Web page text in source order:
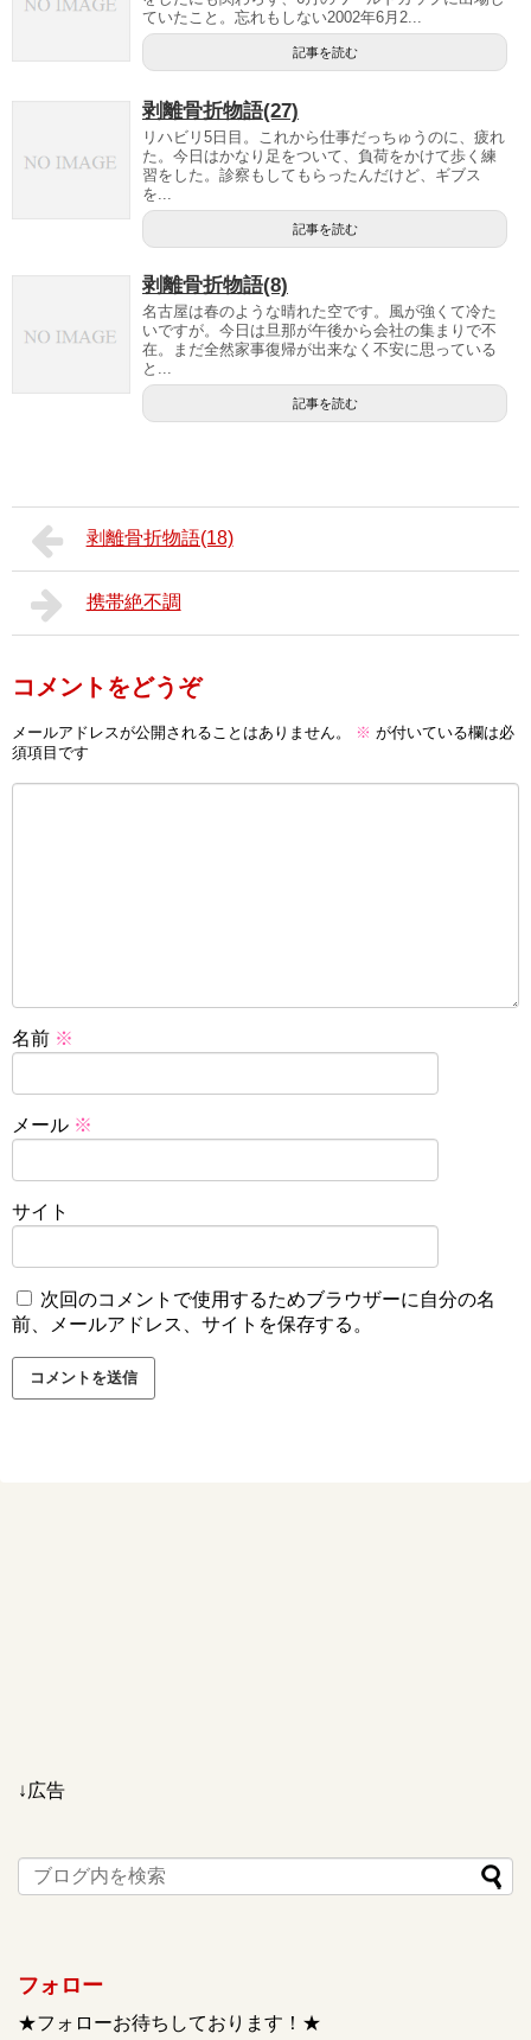
ていたこと。忘れもしない2002年6月2...
記事を読む
剥離骨折物語(27)
リハビリ5日目。これから仕事だっちゅうのに、疲れ
た。今日はかなり足をついて、負荷をかけて歩く練
習をした。診察もしてもらったんだけど、ギブス
を...
記事を読む
剥離骨折物語(8)
名古屋は春のような晴れた空です。風が強くて冷た
いですが。今日は旦那が午後から会社の集まりで不
在。まだ全然家事復帰が出来なく不安に思っている
と...
記事を読む
剥離骨折物語(18)
携帯絶不調
コメントをどうぞ
メールアドレスが公開されることはありません。 ※ が付いている欄は必
須項目です
名前 ※
メール ※
サイト
次回のコメントで使用するためブラウザーに自分の名
前、メールアドレス、サイトを保存する。
↓広告
フォロー
★フォローお待ちしております！★